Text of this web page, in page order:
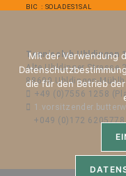
BIC : SOLADES1SAL
Tennisclub Uhldingen
Alte Uhldinger Strasse
88690 Uhldingen-
+49 (0)7556 1258
+049 (0)172 6205778
Mit der Verwendung
die für den Betrieb